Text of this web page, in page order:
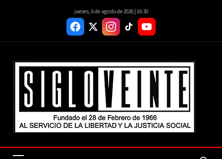
jueves, 6 de agosto de 2026 | 16:30